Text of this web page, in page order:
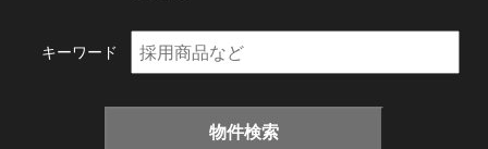
キーワード
物件検索